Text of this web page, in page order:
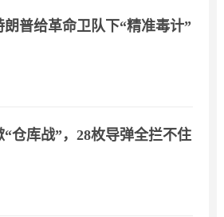
普给革命卫队下“精准毒计”
仓库战”，28枚导弹全拦不住